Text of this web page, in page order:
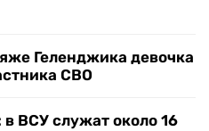
Геленджика девочка
СВО
ВСУ служат около 16